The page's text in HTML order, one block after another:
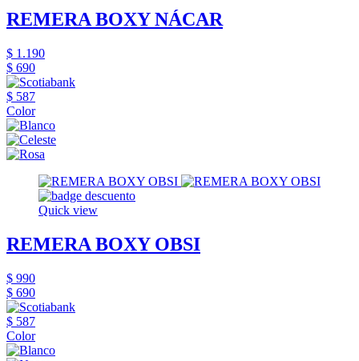
REMERA BOXY NÁCAR
$ 1.190
$ 690
$ 587
Color
Quick view
REMERA BOXY OBSI
$ 990
$ 690
$ 587
Color